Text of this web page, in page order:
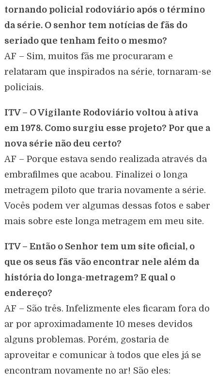
tornando policial rodoviário após o término
da série. O senhor tem notícias de fãs do
seriado que tenham feito o mesmo?
AF – Sim, muitos fãs me procuraram e
relataram que inspirados na série, tornaram-se
policiais.
ITV – O Vigilante Rodoviário voltou à ativa
em 1978. Como surgiu esse projeto? Por que a
nova série não deu certo?
AF – Porque estava sendo realizada através da
embrafilmes que acabou. Finalizei o longa
metragem piloto que traria novamente a série.
Vocês podem ver algumas dessas fotos e saber
mais sobre este longa metragem em meu site.
ITV – Então o Senhor tem um site oficial, o
que os seus fãs vão encontrar nele além da
história do longa-metragem? E qual o
endereço?
AF – São três. Infelizmente eles ficaram fora do
ar por aproximadamente 10 meses devidos
alguns problemas. Porém, gostaria de
aproveitar e comunicar à todos que eles já se
encontram novamente no ar! São eles: